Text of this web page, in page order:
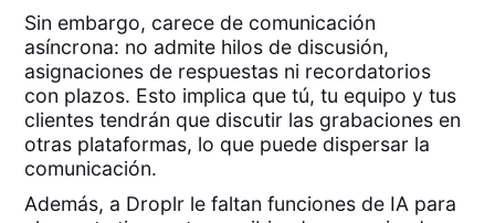
Sin embargo, carece de comunicación
asíncrona: no admite hilos de discusión,
asignaciones de respuestas ni recordatorios
con plazos. Esto implica que tú, tu equipo y tus
clientes tendrán que discutir las grabaciones en
otras plataformas, lo que puede dispersar la
comunicación.
Además, a Droplr le faltan funciones de IA para